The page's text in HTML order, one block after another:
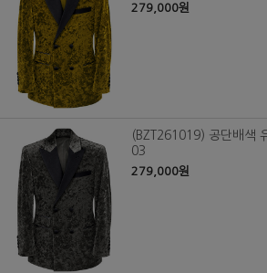
279,000원
(BZT261019) 공단배색
03
279,000원